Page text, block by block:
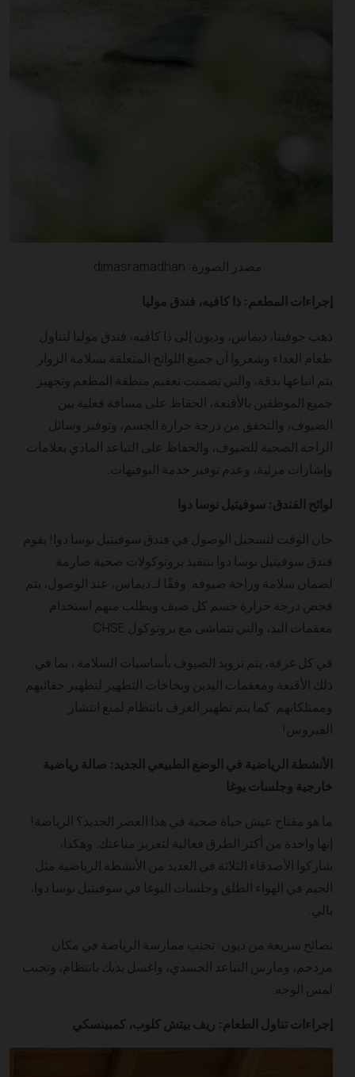
مصدر الصورة: dimasramadhan
إجراءات المطعم: ذا كافيه، فندق موليا
ذهب جوفيتا، ديماس، وديون إلى ذا كافيه، فندق موليا لتناول
طعام الغداء وشعروا أن جميع اللوائح المتعلقة بسلامة الزوار
يتم اتباعها بدقة، والتي تضمنت تعقيم منطقة المطعم وتجهيز
جميع الموظفين بالأقنعة، الحفاظ على مسافة فعلية بين
الضيوف، والتحقق من درجة حرارة الجسم، وتوفير وسائل
الراحة الصحية للضيوف، والحفاظ على التباعد المادي بعلامات
وإشارات مرئية، وعدم توفير خدمة البوفيهات.
لوائح الفندق: سوفيتيل نوسا دوا
حان الوقت لتسجيل الوصول في فندق سوفيتيل نوسا دوا! يقوم
فندق سوفيتيل نوسا دوا بتنفيذ بروتوكولات صحية صارمة
لضمان سلامة وراحة ضيوفه. وفقًا لـ ديماس، عند الوصول، يتم
فحص درجة حرارة جسم كل ضيف ويطلب منهم استخدام
معقمات اليد، والتي تتماشى مع بروتوكول CHSE.
في كل غرفة، يتم تزويد الضيوف بأساسيات السلامة ، بما في
ذلك الأقنعة ومعقمات اليدين وبخاخات التطهير لتطهير حقائبهم
وممتلكاتهم. كما يتم تطهير الغرف بانتظام لمنع انتشار
الفيروس!
الأنشطة الرياضية في الوضع الطبيعي الجديد: صالة رياضية
خارجية وجلسات يوغا
ما هو مفتاح عيش حياة صحية في هذا العصر الجديد؟ الرياضة!
إنها واحدة من أكثر الطرق فعالية لتعزيز مناعتك. وهكذا،
شاركوا الأصدقاء الثلاثة في العديد من الأنشطة الرياضية مثل
الجيم في الهواء الطلق وجلسات اليوغا في سوفيتيل نوسا دوا،
بالي.
نصائح سريعة من ديون: تجنب ممارسة الرياضة في مكان
مزدحم، ومارس التباعد الجسدي، واغسل يديك بانتظام، وتجنب
لمس الوجه.
إجراءات تناول الطعام: ريف بيتش كلوب، كمبينسكي